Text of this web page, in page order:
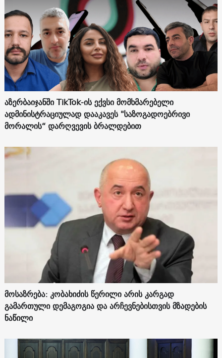
აზერბაიჯანში TikTok-ის ექვსი მომხმარებელი
ადმინისტრაციულად დააკავეს "საზოგადოებრივი
მორალის“ დარღვევის ბრალდებით
მოსაზრება: კობახიძის წერილი არის კარგად
გამართული დემაგოგია და არჩევნებისთვის მზადების
ნაწილი